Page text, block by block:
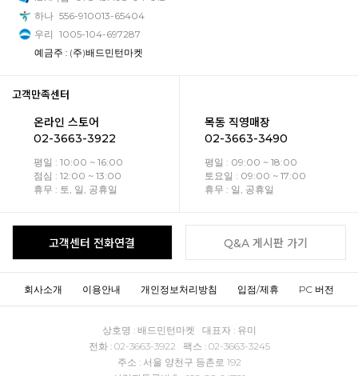
하나 556-910013-65404
우리 1005-104-697287
예금주 : (주)배드민턴마켓
고객만족센터
온라인 스토어
02-3663-3922
평일 : 10:00 ~ 16:00
점심 : 12:00 ~ 13:00
휴무 : 토, 일, 공휴일
목동 직영매장
02-3663-3490
평일 : 09:00 ~ 18:00
토요일 : 09:00 ~ 17:00
휴무 : 일, 공휴일
고객센터 전화연결 Q&A 게시판 가기
회사소개 이용안내 개인정보처리방침 입점/제휴 PC 버전
상호명 : 배드민턴마켓 대표자 : 유미
전화 : 02-3663-3922 팩스 : 02-3663-3245
주소 : 서울 양천구 등촌로 192